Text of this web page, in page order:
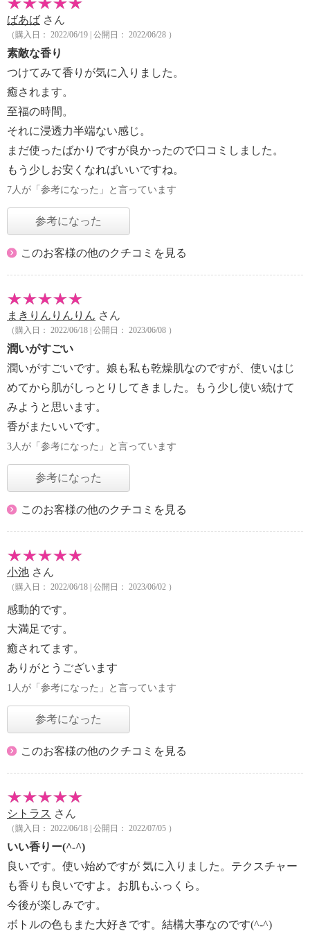
ばあば さん
（購入日： 2022/06/19 | 公開日： 2022/06/28 ）
素敵な香り
つけてみて香りが気に入りました。
癒されます。
至福の時間。
それに浸透力半端ない感じ。
まだ使ったばかりですが良かったので口コミしました。
もう少しお安くなればいいですね。
7人が「参考になった」と言っています
参考になった
このお客様の他のクチコミを見る
まきりんりんりん さん
（購入日： 2022/06/18 | 公開日： 2023/06/08 ）
潤いがすごい
潤いがすごいです。娘も私も乾燥肌なのですが、使いはじ
めてから肌がしっとりしてきました。もう少し使い続けて
みようと思います。
香がまたいいです。
3人が「参考になった」と言っています
参考になった
このお客様の他のクチコミを見る
小池 さん
（購入日： 2022/06/18 | 公開日： 2023/06/02 ）
感動的です。
大満足です。
癒されてます。
ありがとうございます
1人が「参考になった」と言っています
参考になった
このお客様の他のクチコミを見る
シトラス さん
（購入日： 2022/06/18 | 公開日： 2022/07/05 ）
いい香りー(^-^)
良いです。使い始めですが 気に入りました。テクスチャー
も香りも良いですよ。お肌もふっくら。
今後が楽しみです。
ボトルの色もまた大好きです。結構大事なのです(^-^)